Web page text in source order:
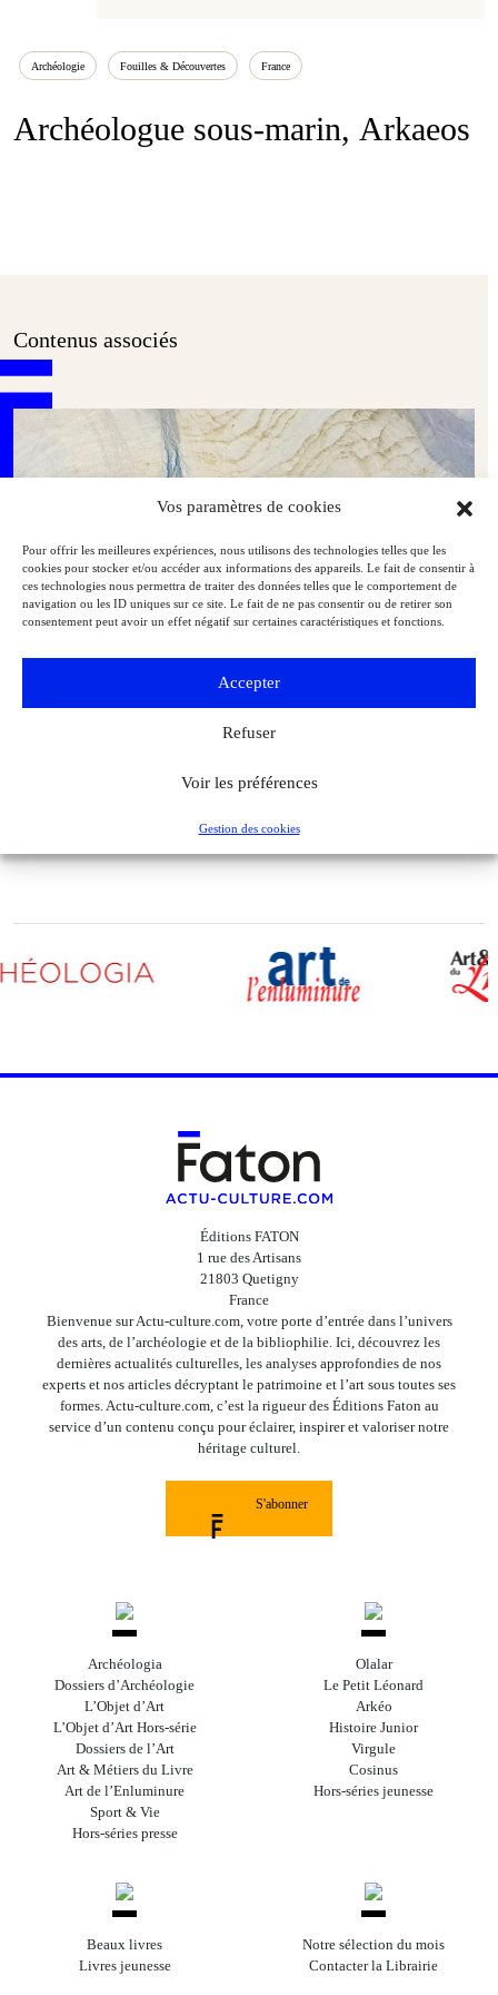
Vos paramètres de cookies
Pour offrir les meilleures expériences, nous utilisons des technologies telles que les
cookies pour stocker et/ou accéder aux informations des appareils. Le fait de consentir à
ces technologies nous permettra de traiter des données telles que le comportement de
navigation ou les ID uniques sur ce site. Le fait de ne pas consentir ou de retirer son
consentement peut avoir un effet négatif sur certaines caractéristiques et fonctions.
Accepter
Refuser
Voir les préférences
Gestion des cookies
Archéologie Fouilles & Découvertes France
Archéologue sous-marin, Arkaeos
Contenus associés
Dunkerque : les épaves de l’opération Dynamo, 85 ans d’histoire
Éditions FATON
1 rue des Artisans
21803 Quetigny
France
Bienvenue sur Actu-culture.com, votre porte d’entrée dans l’univers
des arts, de l’archéologie et de la bibliophilie. Ici, découvrez les
dernières actualités culturelles, les analyses approfondies de nos
experts et nos articles décryptant le patrimoine et l’art sous toutes ses
formes. Actu-culture.com, c’est la rigueur des Éditions Faton au
service d’un contenu conçu pour éclairer, inspirer et valoriser notre
héritage culturel.
S'abonner
Archéologia
Dossiers d’Archéologie
L’Objet d’Art
L’Objet d’Art Hors-série
Dossiers de l’Art
Art & Métiers du Livre
Art de l’Enluminure
Sport & Vie
Hors-séries presse
Olalar
Le Petit Léonard
Arkéo
Histoire Junior
Virgule
Cosinus
Hors-séries jeunesse
Beaux livres
Livres jeunesse
Notre sélection du mois
Contacter la Librairie